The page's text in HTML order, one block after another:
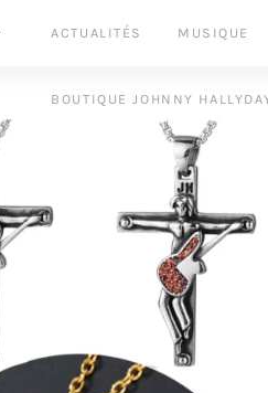
ACTUALITÉS MUSIQUE
BOUTIQUE JOHNNY